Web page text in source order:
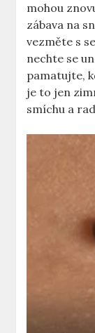
mohou
zábava na
vezměte​ s
nechte ‍se‌
pamatujte,
je to jen
smíchu a